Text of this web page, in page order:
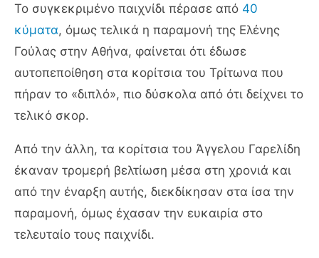
Το συγκεκριμένο παιχνίδι πέρασε από 40
κύματα, όμως τελικά η παραμονή της Ελένης
Γούλας στην Αθήνα, φαίνεται ότι έδωσε
αυτοπεποίθηση στα κορίτσια του Τρίτωνα που
πήραν το «διπλό», πιο δύσκολα από ότι δείχνει το
τελικό σκορ.
Από την άλλη, τα κορίτσια του Άγγελου Γαρελίδη
έκαναν τρομερή βελτίωση μέσα στη χρονιά και
από την έναρξη αυτής, διεκδίκησαν στα ίσα την
παραμονή, όμως έχασαν την ευκαιρία στο
τελευταίο τους παιχνίδι.